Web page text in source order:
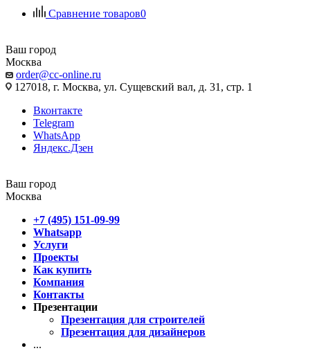
Сравнение товаров0
Ваш город
Москва
order@cc-online.ru
127018, г. Москва, ул. Сущевский вал, д. 31, стр. 1
Вконтакте
Telegram
WhatsApp
Яндекс.Дзен
Ваш город
Москва
+7 (495) 151-09-99
Whatsapp
Услуги
Проекты
Как купить
Компания
Контакты
Презентации
Презентация для строителей
Презентация для дизайнеров
...